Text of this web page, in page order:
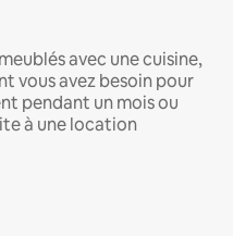
avec une cuisine,
vous avez besoin pour
pendant un mois ou
à une location